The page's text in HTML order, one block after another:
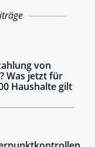
von
Was jetzt für
Haushalte gilt